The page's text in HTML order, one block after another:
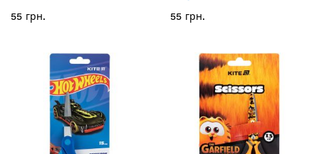
55 грн.
55 грн.